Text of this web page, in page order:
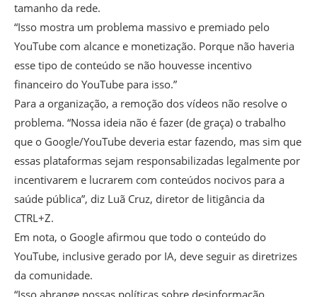
tamanho da rede.
“Isso mostra um problema massivo e premiado pelo
YouTube com alcance e monetização. Porque não haveria
esse tipo de conteúdo se não houvesse incentivo
financeiro do YouTube para isso.”
Para a organização, a remoção dos vídeos não resolve o
problema. “Nossa ideia não é fazer (de graça) o trabalho
que o Google/YouTube deveria estar fazendo, mas sim que
essas plataformas sejam responsabilizadas legalmente por
incentivarem e lucrarem com conteúdos nocivos para a
saúde pública”, diz Luã Cruz, diretor de litigância da
CTRL+Z.
Em nota, o Google afirmou que todo o conteúdo do
YouTube, inclusive gerado por IA, deve seguir as diretrizes
da comunidade.